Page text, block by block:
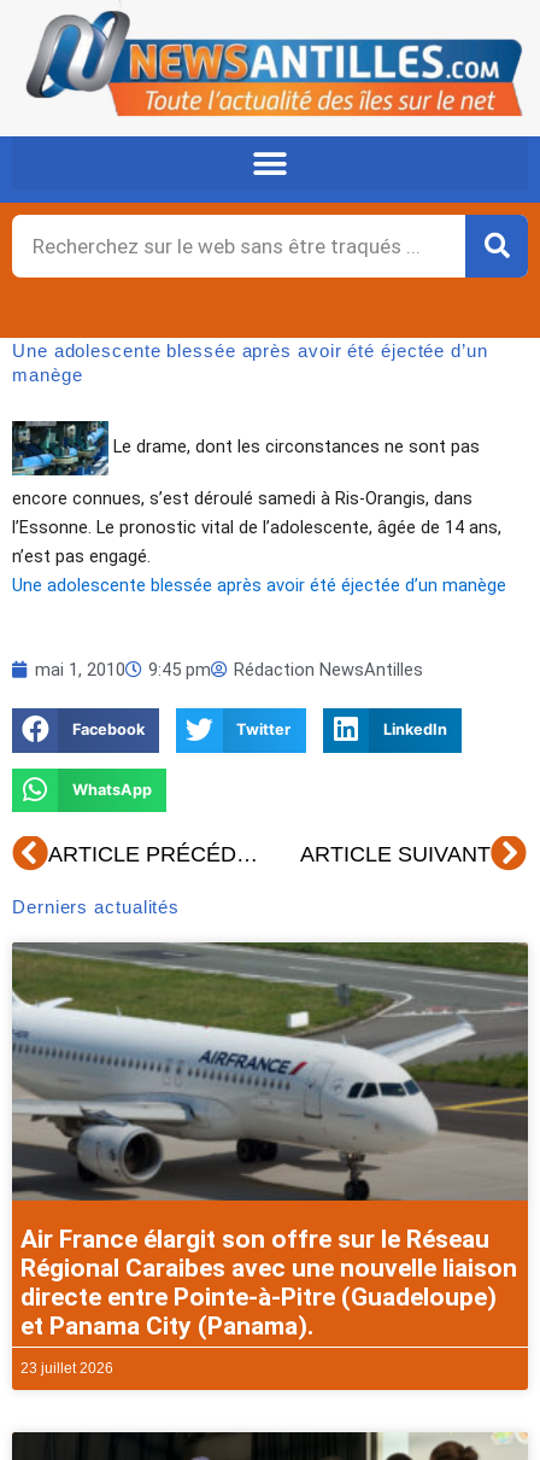
contenu
Rechercher
Une adolescente blessée après avoir été éjectée d’un
manège
Le drame, dont les circonstances ne sont pas
encore connues, s’est déroulé samedi à Ris-Orangis, dans
l’Essonne. Le pronostic vital de l’adolescente, âgée de 14 ans,
n’est pas engagé.
Une adolescente blessée après avoir été éjectée d’un manège
mai 1, 2010 9:45 pm Rédaction NewsAntilles
Facebook Twitter LinkedIn
WhatsApp
Précédent ARTICLE PRÉCÉDENT ARTICLE SUIVANT
Derniers actualités
Air France élargit son offre sur le Réseau
Régional Caraibes avec une nouvelle liaison
directe entre Pointe-à-Pitre (Guadeloupe)
et Panama City (Panama).
23 juillet 2026